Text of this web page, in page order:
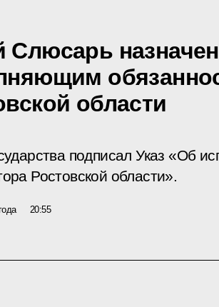
области
подписал Указ «Об
Ростовской области».
20:55